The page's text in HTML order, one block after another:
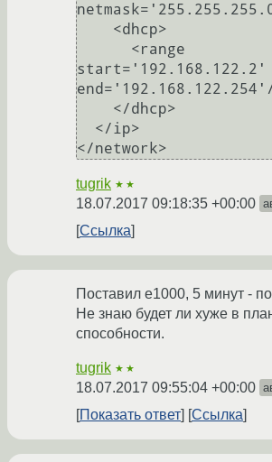
start='192.168.122.2'
tugrik ★★
18.07.2017 09:18:35 +00:00
Ссылка
Поставил e1000, 5 минут -
Не знаю будет ли хуже в
способности.
tugrik ★★
18.07.2017 09:55:04 +00:00
Показать ответ Ссылка